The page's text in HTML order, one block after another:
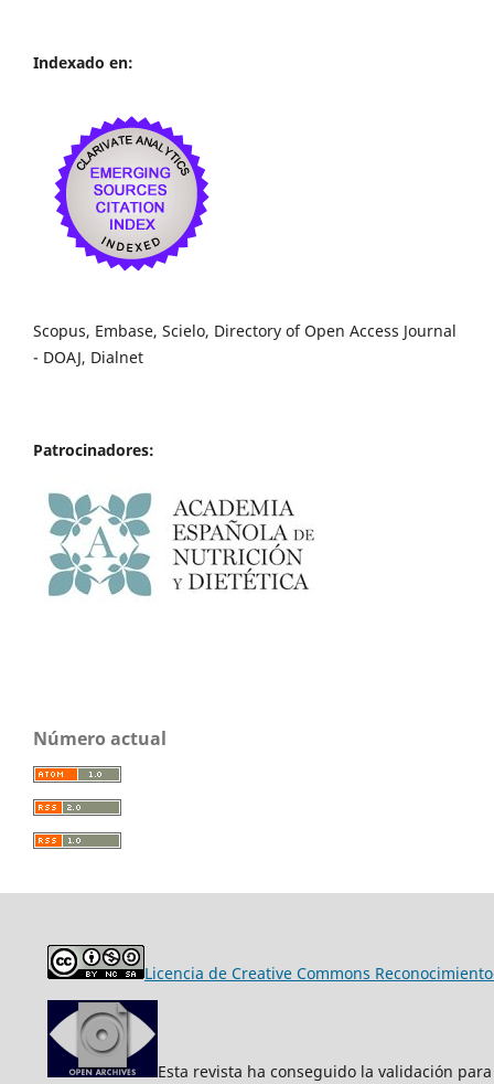
Indexado en:
Scopus, Embase, Scielo, Directory of Open Access Journal
- DOAJ, Dialnet
Patrocinadores:
Número actual
Licencia de Creative Commons
Esta revista ha conseguido la validación